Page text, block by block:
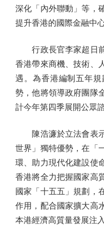
深化「內外聯動」等，
提升香港的國際金融中心
行政長官李家超日前
香港帶來商機、技術、
遇。為香港編制五年
勢，他將領導政府團隊
計今年第四季展開公眾
陳浩濂於立法會表示
世界」獨特優勢，在「
環、助力現代化建設使
香港將全力把握國家高
國家「十五五」規劃，
作用，配合國家擴大高
本港經濟高質量發展注